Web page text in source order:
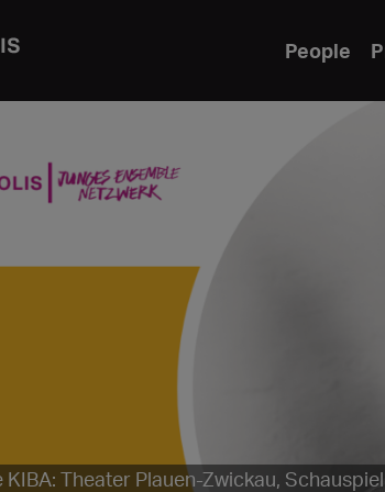
People
KIBA: Theater Plauen-Zwickau, Schauspiel